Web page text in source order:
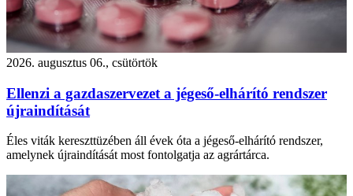
2026. augusztus 06., csütörtök
Ellenzi a gazdaszervezet a jégeső-elhárító rendszer
újraindítását
Éles viták kereszttüzében áll évek óta a jégeső-elhárító rendszer,
amelynek újraindítását most fontolgatja az agrártárca.